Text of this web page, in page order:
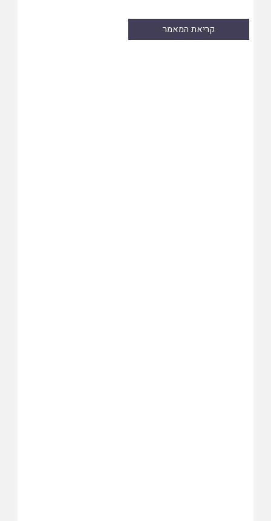
קריאת המאמר